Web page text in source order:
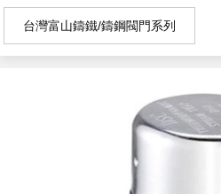
台灣富山鑄鐵/鑄鋼閥門系列